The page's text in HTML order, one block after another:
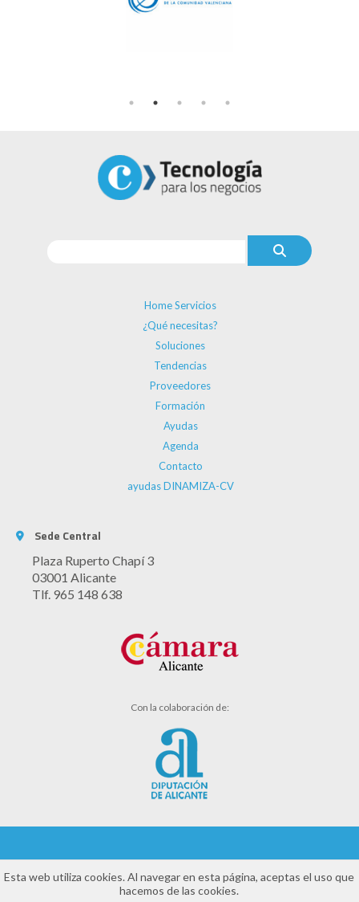
Home Servicios
¿Qué necesitas?
Soluciones
Tendencias
Proveedores
Formación
Ayudas
Agenda
Contacto
ayudas DINAMIZA-CV
Sede Central
Plaza Ruperto Chapí 3
03001 Alicante
Tlf. 965 148 638
Con la colaboración de:
Aviso legal
Esta web utiliza cookies. Al navegar en esta página, aceptas el uso que
hacemos de las cookies.